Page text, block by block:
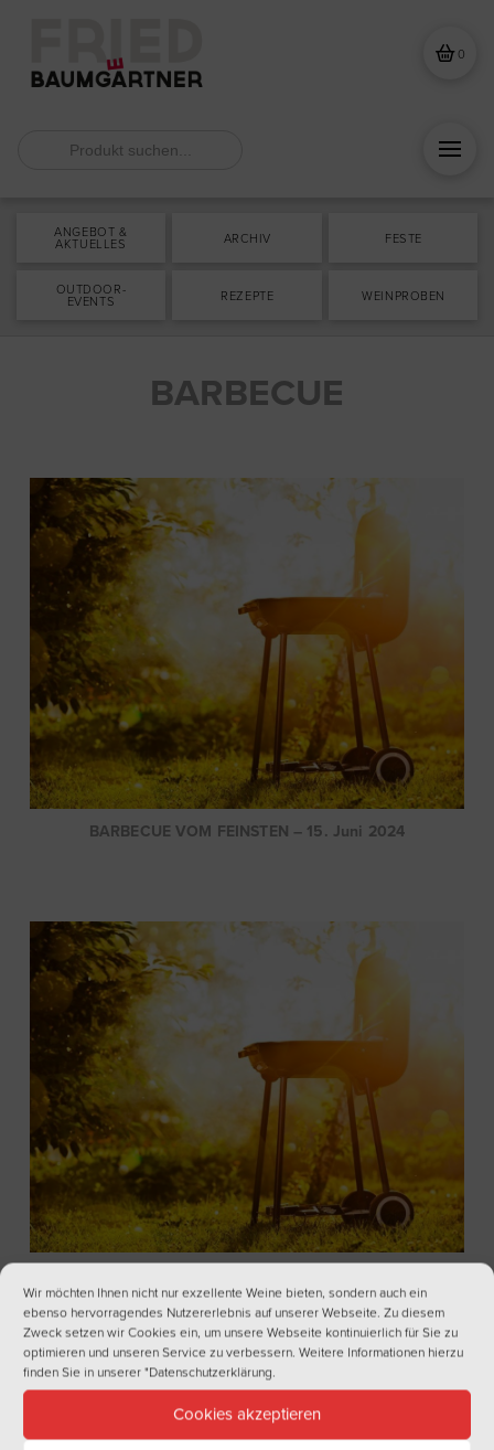
Wir möchten Ihnen nicht nur exzellente Weine bieten, sondern auch ein
ebenso hervorragendes Nutzererlebnis auf unserer Webseite. Zu diesem
Zweck setzen wir Cookies ein, um unsere Webseite kontinuierlich für Sie zu
optimieren und unseren Service zu verbessern. Weitere Informationen hierzu
finden Sie in unserer"Datenschutzerklärung.
Cookies akzeptieren
0
ANGEBOT &
AKTUELLES ARCHIV FESTE
OUTDOOR-
EVENTS REZEPTE WEINPROBEN
BARBECUE
BARBECUE VOM FEINSTEN – 15. Juni 2024
NEWSLETTER